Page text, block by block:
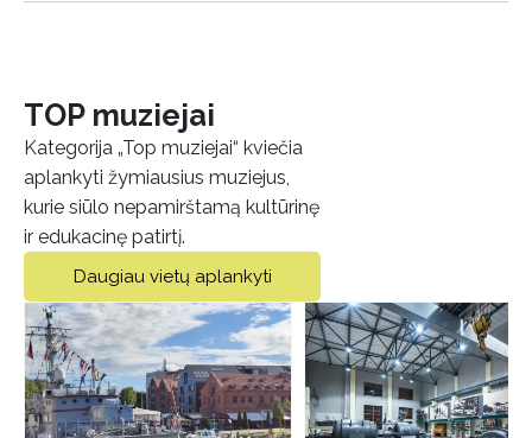
TOP muziejai
Kategorija „Top muziejai“ kviečia
aplankyti žymiausius muziejus,
kurie siūlo nepamirštamą kultūrinę
ir edukacinę patirtį.
Daugiau vietų aplankyti